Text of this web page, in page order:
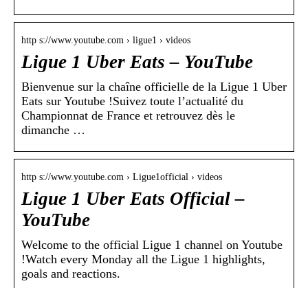
http s://www.youtube.com › ligue1 › videos
Ligue 1 Uber Eats – YouTube
Bienvenue sur la chaîne officielle de la Ligue 1 Uber
Eats sur Youtube !Suivez toute l’actualité du
Championnat de France et retrouvez dès le
dimanche …
http s://www.youtube.com › Ligue1official › videos
Ligue 1 Uber Eats Official –
YouTube
Welcome to the official Ligue 1 channel on Youtube
!Watch every Monday all the Ligue 1 highlights,
goals and reactions.